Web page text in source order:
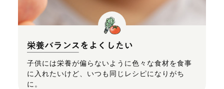
子供には栄養が偏らないように色々な食材を食事
に入れたいけど、いつも同じレシピになりがち
に。